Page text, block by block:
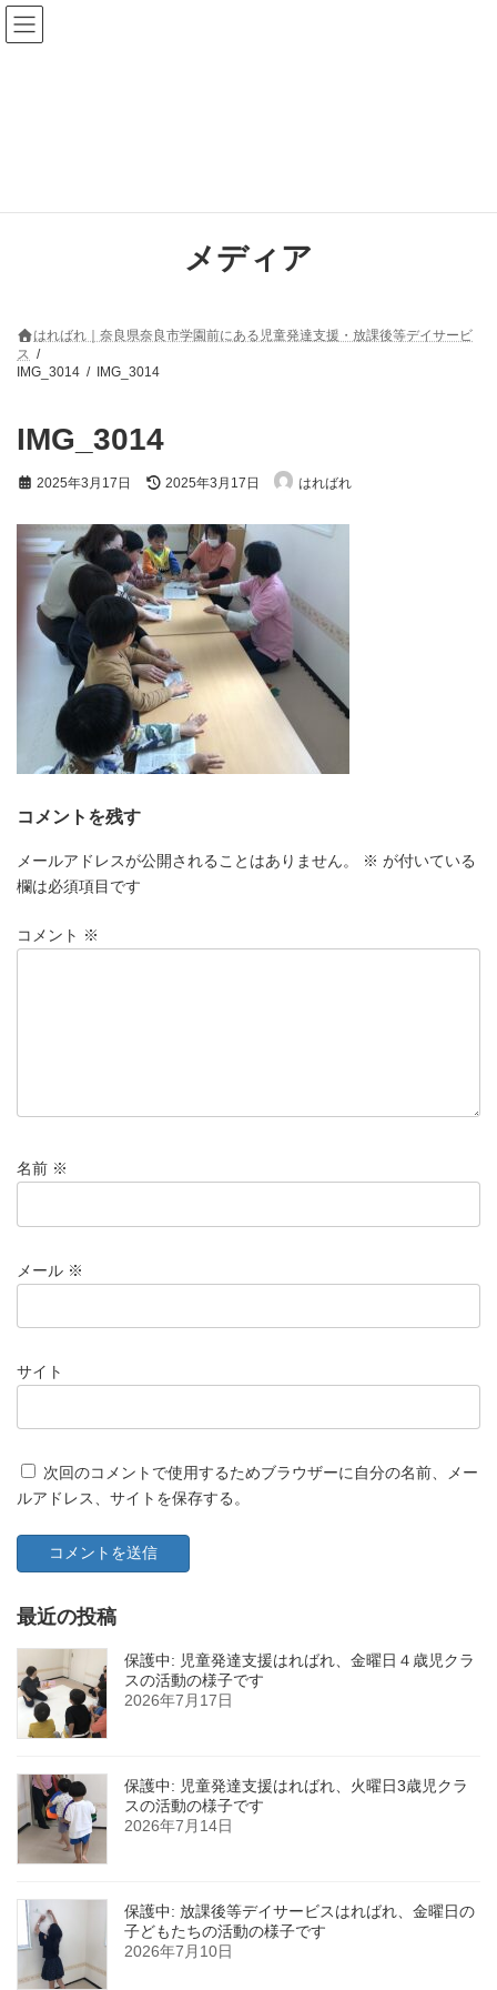
コ
ン
テ
ナ
ビ
ゲ
メディア
はればれ｜奈良県奈良市学園前にある児童発達支援・放課後等デイサービ
ス
IMG_3014
IMG_3014
IMG_3014
2025年3月17日
最
新
日
時
:
2025年3月17日 はればれ
コメントを残す
メールアドレスが公開されることはありません。 ※ が付いている
欄は必須項目です
コメント ※
名前 ※
メール ※
サイト
次回のコメントで使用するためブラウザーに自分の名前、メー
ルアドレス、サイトを保存する。
最近の投稿
保護中: 児童発達支援はればれ、金曜日４歳児クラ
スの活動の様子です
2026年7月17日
保護中: 児童発達支援はればれ、火曜日3歳児クラ
スの活動の様子です
2026年7月14日
保護中: 放課後等デイサービスはればれ、金曜日の
子どもたちの活動の様子です
2026年7月10日